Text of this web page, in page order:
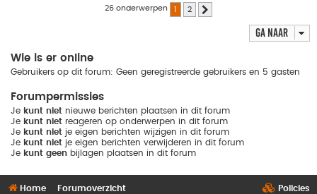
26 onderwerpen 1 2
Ga naar
Wie is er online
Gebruikers op dit forum: Geen geregistreerde gebruikers en 5 gasten
Forumpermissies
Je kunt niet nieuwe berichten plaatsen in dit forum
Je kunt niet reageren op onderwerpen in dit forum
Je kunt niet je eigen berichten wijzigen in dit forum
Je kunt niet je eigen berichten verwijderen in dit forum
Je kunt geen bijlagen plaatsen in dit forum
Home Forumoverzicht Policies